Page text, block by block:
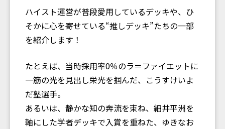
ハイスト運営が普段愛用しているデッキや、ひ
そかに心を寄せている“推しデッキ”たちの一部
を紹介します！
たとえば、当時採用率0％のラ＝ファイエットに
一筋の光を見出し栄光を掴んだ、こうすけいよ
だ塾選手。
あるいは、静かな知の奔流を束ね、細井平洲を
軸にした学者デッキで入賞を重ねた、ゆきなお